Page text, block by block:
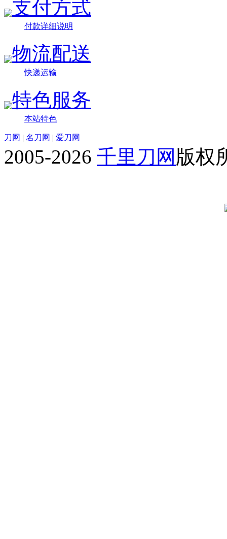
支付方式
付款详细说明
物流配送
快递运输
特色服务
本站特色
刀网 | 名刀网 | 爱刀网
2005-2026 千里刀网 版权